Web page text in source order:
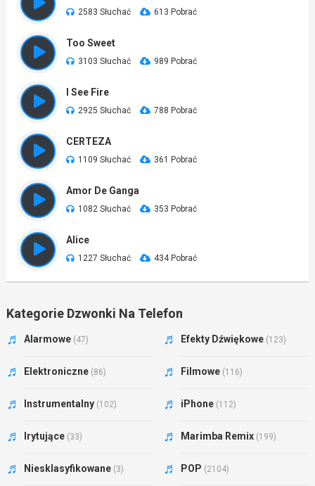
2583 Słuchać 613 Pobrać
Too Sweet
3103 Słuchać 989 Pobrać
I See Fire
2925 Słuchać 788 Pobrać
CERTEZA
1109 Słuchać 361 Pobrać
Amor De Ganga
1082 Słuchać 353 Pobrać
Alice
1227 Słuchać 434 Pobrać
Kategorie Dzwonki Na Telefon
Alarmowe (47) Efekty Dźwiękowe (123)
Elektroniczne (86) Filmowe (116)
Instrumentalny (102) iPhone (112)
Irytujące (33) Marimba Remix (199)
Niesklasyfikowane (3) POP (2104)